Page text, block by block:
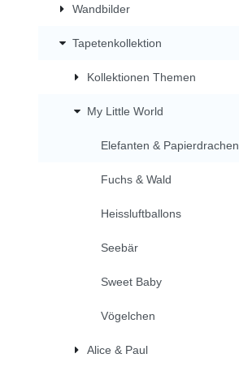
Wandbilder
Tapetenkollektion
Kollektionen Themen
My Little World
Elefanten & Papierdrachen
Fuchs & Wald
Heissluftballons
Seebär
Sweet Baby
Vögelchen
Alice & Paul